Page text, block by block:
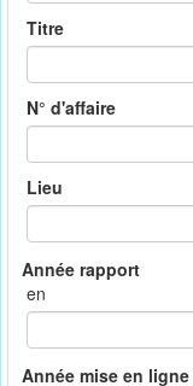
Titre
N° d'affaire
Lieu
en